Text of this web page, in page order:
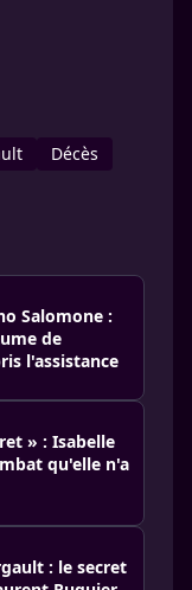
Décès
Salomone :
de
l'assistance
» : Isabelle
qu'elle n'a
: le secret